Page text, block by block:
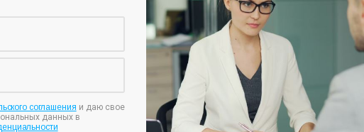
соглашения и даю свое
данных в